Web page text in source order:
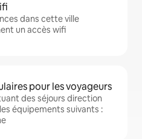
dans cette ville
un accès wifi
pour les voyageurs
des séjours direction
équipements suivants :